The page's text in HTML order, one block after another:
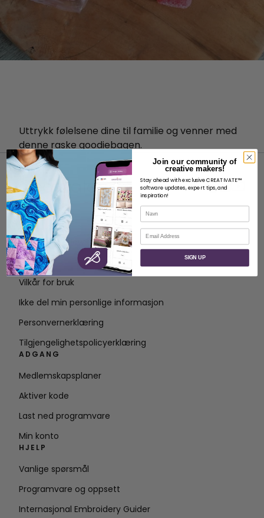
Uttrykk følelsene dine til familie og venner med
denne raske goodiebagen.
OM
Om SVP Worldwide
Kontakt
Vilkår for bruk
Ikke del min personlige informasjon
Personvernerklæring
Tilgjengelighetspolicyerklæring
ADGANG
Medlemskapsplaner
Aktiver kode
Last ned programvare
Min konto
HJELP
Vanlige spørsmål
Programvare og oppsett
Internasjonal Embroidery Guider
Join our community of
creative makers!
Stay ahead with exclusive CREATIVATE™
software updates, expert tips, and
inspiration!
Navn
E-post
SIGN UP